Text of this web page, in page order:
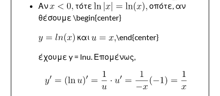
Αν
τότε
οπότε, αν
θέσουμε \begin{center}
και \end{center}
έχουμε y = lnu. Επομένως,